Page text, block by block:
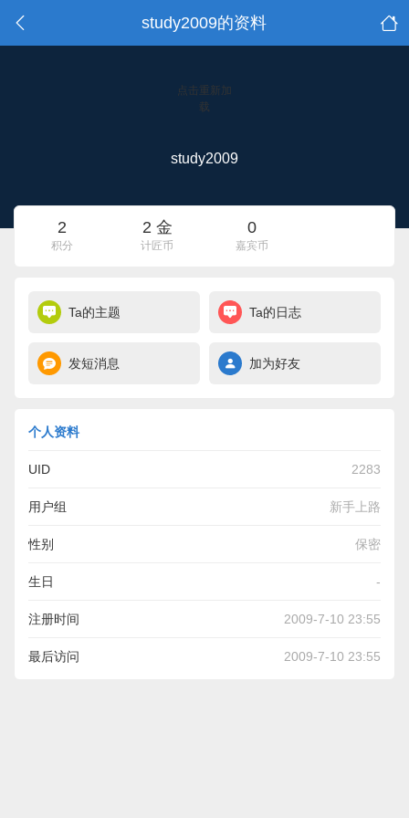
study2009的资料
点击重新加
载
study2009
2
积分
2 金
计匠币
0
嘉宾币
Ta的主题 Ta的日志
发短消息 加为好友
个人资料
UID 2283
用户组 新手上路
性别 保密
生日 -
注册时间 2009-7-10 23:55
最后访问 2009-7-10 23:55